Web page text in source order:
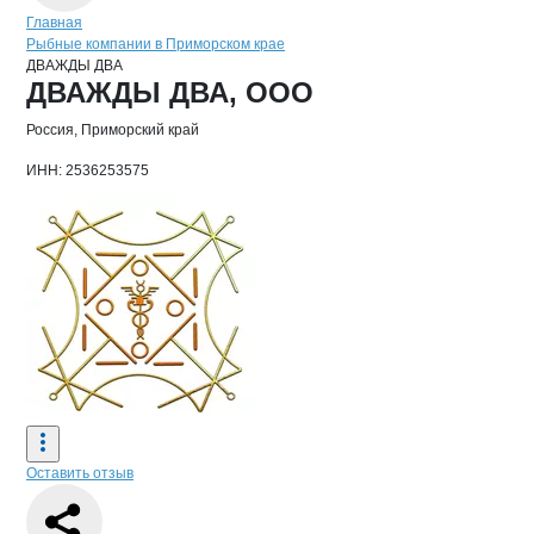
Навигация по сайту
Главная
Рыбные компании в Приморском крае
ДВАЖДЫ ДВА
Основная информация о компании
ДВАЖДЫ ДВА, ООО
Россия, Приморский край
ИНН: 2536253575
Оставить отзыв